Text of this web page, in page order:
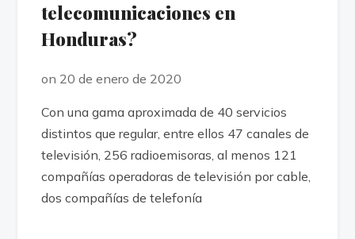
telecomunicaciones en
Honduras?
on 20 de enero de 2020
Con una gama aproximada de 40 servicios
distintos que regular, entre ellos 47 canales de
televisión, 256 radioemisoras, al menos 121
compañías operadoras de televisión por cable,
dos compañías de telefonía